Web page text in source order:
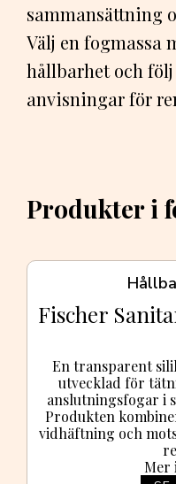
sammansättning
Välj en fogmassa
hållbarhet och
anvisningar för
Produkter i
Fischer
En transparent
utvecklad för
anslutningsfogar i
Produkten
vidhäftning och
Mer